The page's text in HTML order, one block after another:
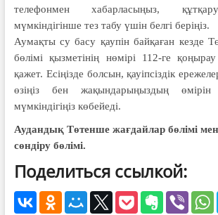
телефонмен хабарласыңыз,
мүмкіндігінше тез табу үшін белгі беріңіз.
Аумақты су басу қаупін байқаған кезде
бөлімі қызметінің нөмірі 112-ге
қажет. Есіңізде болсын, қауіпсіздік
өзіңіз бен жақындарыңыздың
мүмкіндігіңіз көбейеді.
Аудандық Төтенше жағдайлар бөлімі
сөндіру бөлімі.
Поделиться ссылкой: